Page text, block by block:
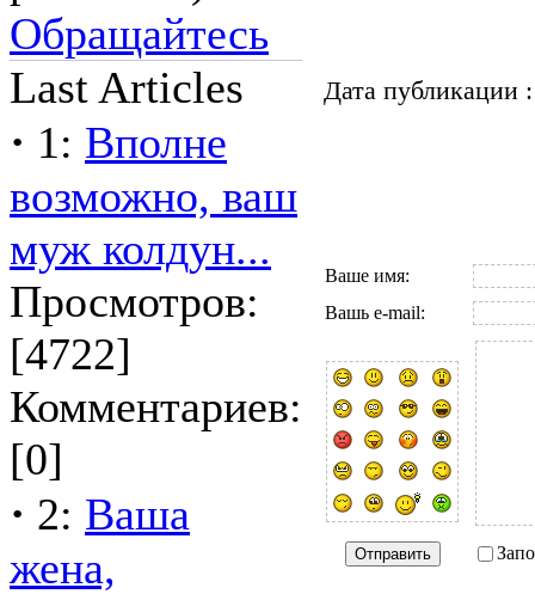
Обращайтесь
Last Articles
· 1: Вполне
возможно, ваш
муж колдун...
Просмотров:
[4722]
Комментариев:
[0]
· 2: Ваша
жена,
Дата публикации
Ваше имя:
Вашь e-mail: